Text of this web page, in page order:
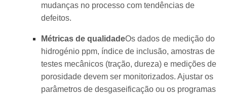
mudanças no processo com tendências de
defeitos.
Métricas de qualidadeOs dados de medição do
hidrogénio ppm, índice de inclusão, amostras de
testes mecânicos (tração, dureza) e medições de
porosidade devem ser monitorizados. Ajustar os
parâmetros de desgaseificação ou os programas